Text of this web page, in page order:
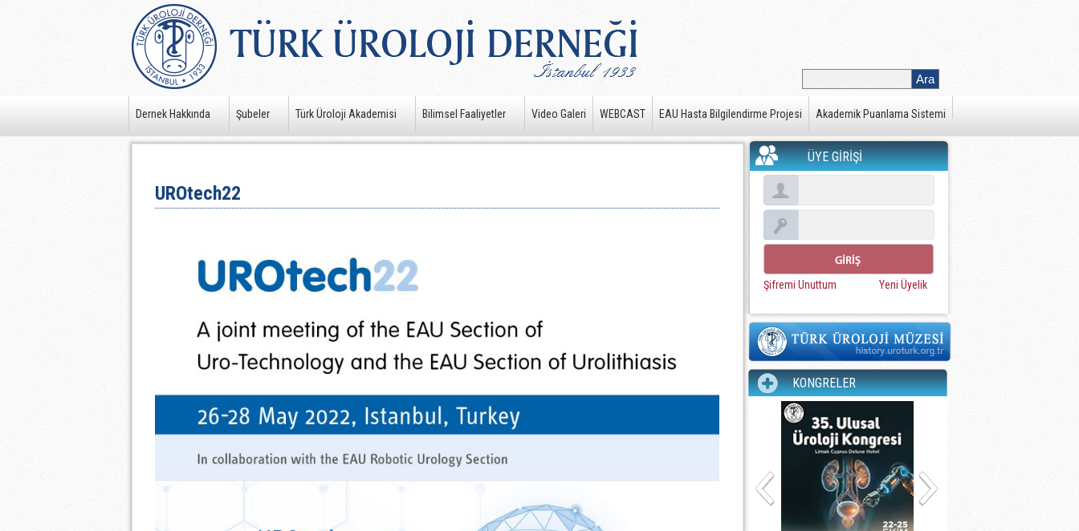
Dernek Hakkında Şubeler Türk Üroloji Akademisi Bilimsel Faaliyetler Video Galeri WEBCAST EAU Hasta Bilgilendirme Projesi Akademik Puanlama Sistemi
UROtech22
ÜYE GİRİŞİ
Şifremi Unuttum Yeni Üyelik
KONGRELER